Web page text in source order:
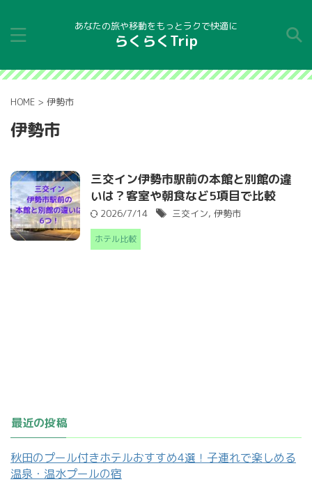
あなたの旅や移動をもっとラクで快適に
らくらくTrip
HOME > 伊勢市
伊勢市
三交イン伊勢市駅前の本館と別館の違
いは？客室や朝食など5項目で比較
2026/7/14 三交イン, 伊勢市
ホテル比較
最近の投稿
秋田のプール付きホテルおすすめ4選！子連れで楽しめる
温泉・温水プールの宿